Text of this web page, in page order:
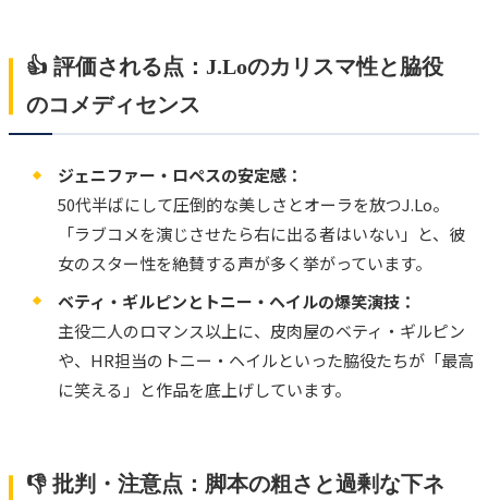
👍 評価される点：J.Loのカリスマ性と脇役
のコメディセンス
ジェニファー・ロペスの安定感：
50代半ばにして圧倒的な美しさとオーラを放つJ.Lo。
「ラブコメを演じさせたら右に出る者はいない」と、彼
女のスター性を絶賛する声が多く挙がっています。
ベティ・ギルピンとトニー・ヘイルの爆笑演技：
主役二人のロマンス以上に、皮肉屋のベティ・ギルピン
や、HR担当のトニー・ヘイルといった脇役たちが「最高
に笑える」と作品を底上げしています。
👎 批判・注意点：脚本の粗さと過剰な下ネ